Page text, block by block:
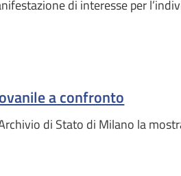
di interesse per
a confronto
di Stato di Milano la